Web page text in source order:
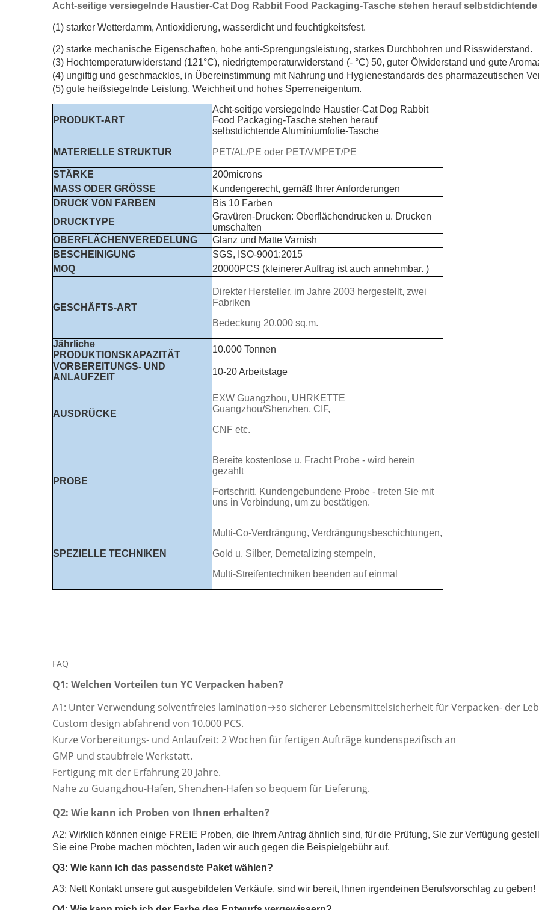
Acht-seitige versiegelnde Haustier-Cat Dog Rabbit Food Packaging-Tasche stehen herauf
(1) starker Wetterdamm, Antioxidierung, wasserdicht und feuchtigkeitsfest.
(2) starke mechanische Eigenschaften, hohe anti-Sprengungsleistung, starkes Durchbohren und Risswiderstand.
(3) Hochtemperaturwiderstand (121°C), niedrigtemperaturwiderstand (- °C) 50, guter Ölwiderstand und gute
(4) ungiftig und geschmacklos, in Übereinstimmung mit Nahrung und Hygienestandards des pharmazeutischen
(5) gute heißsiegelnde Leistung, Weichheit und hohes Sperreneigentum.
PRODUKT-ART
Acht-seitige versiegelnde Haustier-Cat Dog Rabbit
Food Packaging-Tasche stehen herauf
selbstdichtende Aluminiumfolie-Tasche
MATERIELLE STRUKTUR PET/AL/PE oder PET/VMPET/PE
STÄRKE
200microns
MASS ODER GRÖSSE
Kundengerecht, gemäß Ihrer Anforderungen
DRUCK VON FARBEN
Bis 10 Farben
DRUCKTYPE
Gravüren-Drucken: Oberflächendrucken u. Drucken
umschalten
OBERFLÄCHENVEREDELUNG
Glanz und Matte Varnish
BESCHEINIGUNG
SGS, ISO-9001:2015
MOQ
20000PCS (kleinerer Auftrag ist auch annehmbar. )
GESCHÄFTS-ART
Direkter Hersteller, im Jahre 2003 hergestellt, zwei
Fabriken
Bedeckung 20.000 sq.m.
Jährliche
PRODUKTIONSKAPAZITÄT
10.000 Tonnen
VORBEREITUNGS- UND
ANLAUFZEIT
10-20 Arbeitstage
AUSDRÜCKE
EXW Guangzhou, UHRKETTE
Guangzhou/Shenzhen, CIF,
CNF etc.
PROBE
Bereite kostenlose u. Fracht Probe - wird herein
gezahlt
Fortschritt. Kundengebundene Probe - treten Sie mit
uns in Verbindung, um zu bestätigen.
SPEZIELLE TECHNIKEN
Multi-Co-Verdrängung, Verdrängungsbeschichtungen,
Gold u. Silber, Demetalizing stempeln,
Multi-Streifentechniken beenden auf einmal